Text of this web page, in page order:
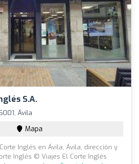
S.A.
Ávila
Mapa
Inglés en Ávila, Ávila, dirección y
Inglés © Viajes El Corte Inglés